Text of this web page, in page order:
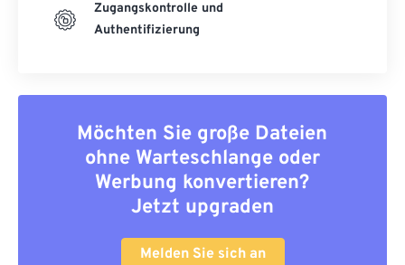
Zugangskontrolle und
Authentifizierung
Möchten Sie große Dateien
ohne Warteschlange oder
Werbung konvertieren?
Jetzt upgraden
Melden Sie sich an